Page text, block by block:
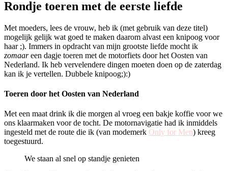
Rondje toeren met de eerste liefde
Met moeders, lees de vrouw, heb ik (met gebruik van deze titel)
mogelijk gelijk wat goed te maken daarom alvast een knipoog voor
haar ;). Immers in opdracht van mijn grootste liefde mocht ik
zomaareen dagje toeren met de motorfiets door het Oosten van
Nederland. Ik heb vervelendere dingen moeten doen op de zaterdag
kan ik je vertellen. Dubbele knipoog;):)
Toeren door het Oosten van Nederland
Met een maat drink ik die morgen al vroeg een bakje koffie voor we
ons klaarmaken voor de tocht. De motornavigatie had ik inmiddels
ingesteld met de route die ik (van modemerk Only for Men) kreeg
toegestuurd.
We staan al snel op standje genieten